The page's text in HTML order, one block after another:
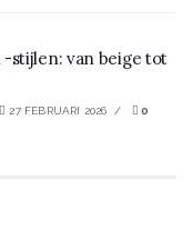
stijlen: van beige tot
27 FEBRUARI 2026 0